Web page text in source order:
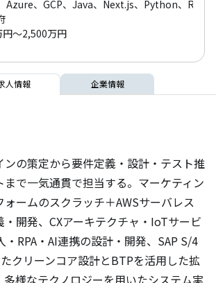
Azure、GCP、Java、Next.js、Python、
～2,500万円
人情報 企業情報
の策定から要件定義・設計・テスト推
で一気通貫で担当する。マーケティン
ームのスクラッチ＋AWSサーバレス
開発、CXアーキテクチャ・IoTサービ
・RPA・AI連携の設計・開発、SAP S/4
クリーンコア設計とBTPを活用した拡
様なテクノロジーを用いたシステム実